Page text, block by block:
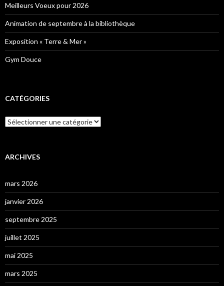
Meilleurs Voeux pour 2026
Animation de septembre à la bibliothèque
Exposition « Terre & Mer »
Gym Douce
CATÉGORIES
Catégories
ARCHIVES
mars 2026
janvier 2026
septembre 2025
juillet 2025
mai 2025
mars 2025